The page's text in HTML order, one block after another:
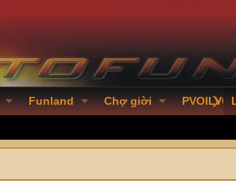
Funland Chợ giời